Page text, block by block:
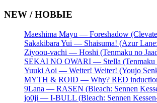
NEW / НОВЫЕ
Maeshima Mayu — Foreshadow
Sakakibara Yui — Shaisuma! (Azur
Ziyoou-vachi — Hoshi (Tenmaku no
SEKAI NO OWARI — Stella (Tenmaku
Yuuki Aoi — Weiter! Weiter! (Youjo
MYTH & ROID — Why? RED
9Lana — RASEN (Bleach: Sennen
jo0ji — I-BULL (Bleach: Sennen